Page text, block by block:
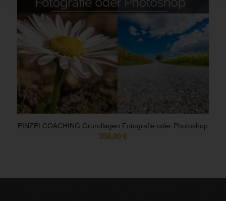
EINZELCOACHING Grundlagen Fotografie oder Photoshop
359,00 €